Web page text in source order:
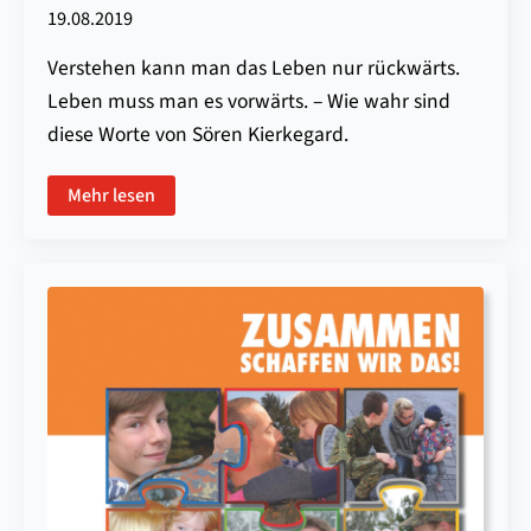
19.08.2019
Verstehen kann man das Leben nur rückwärts.
Leben muss man es vorwärts. – Wie wahr sind
diese Worte von Sören Kierkegard.
Mehr lesen